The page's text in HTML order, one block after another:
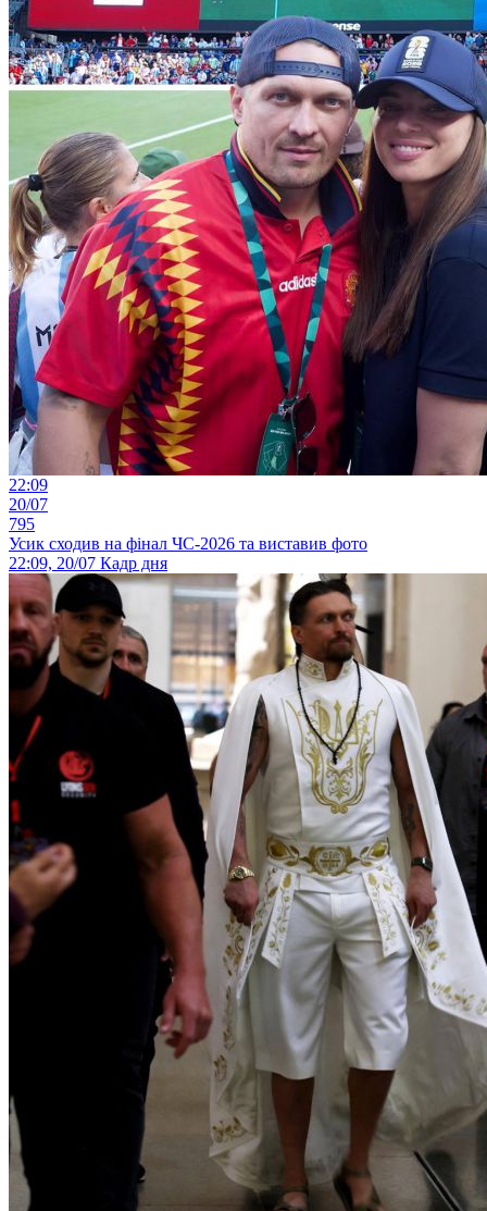
22:09
20/07
795
Усик сходив на фінал ЧС-2026 та виставив фото
22:09, 20/07 Кадр дня